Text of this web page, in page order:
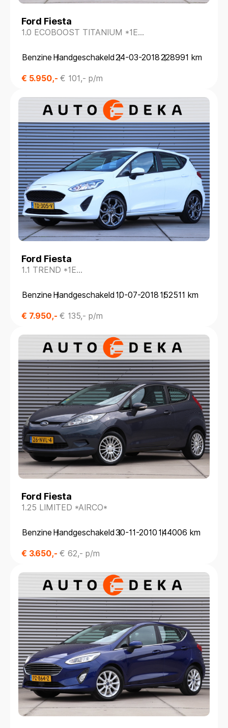
Ford Fiesta
1.0 ECOBOOST TITANIUM *1E
Benzine Handgeschakeld24-03-2018228991 km
€ 5.950,- € 101,- p/m
Ford Fiesta
1.1 TREND *1E
Benzine Handgeschakeld 10-07-2018 152511 km
€ 7.950,- € 135,- p/m
Ford Fiesta
1.25 LIMITED *AIRCO*
Benzine Handgeschakeld30-11-2010 144006 km
€ 3.650,- € 62,- p/m